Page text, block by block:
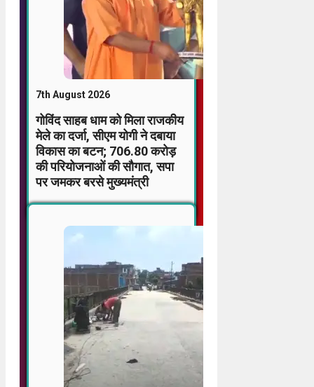
7th August 2026
गोविंद साहब धाम को मिला राजकीय
मेले का दर्जा, सीएम योगी ने दबाया
विकास का बटन; 706.80 करोड़
की परियोजनाओं की सौगात, सपा
पर जमकर बरसे मुख्यमंत्री